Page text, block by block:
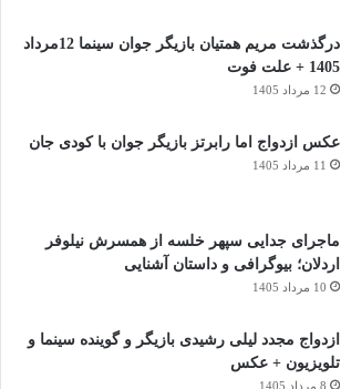
درگذشت مریم همتیان بازیگر جوان سینما 12مرداد
1405 + علت فوت
12 مرداد 1405
عکس ازدواج اما رابرتز بازیگر جوان با کودی جان
11 مرداد 1405
ماجرای جدایی سپهر خلسه از همسرش نیلوفر
اردلان؛ بیوگرافی و داستان آشنایی
10 مرداد 1405
ازدواج مجدد لیلی رشیدی بازیگر و گوینده سینما و
تلویزیون + عکس
8 مرداد 1405